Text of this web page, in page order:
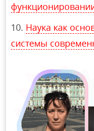
Наука как
системы